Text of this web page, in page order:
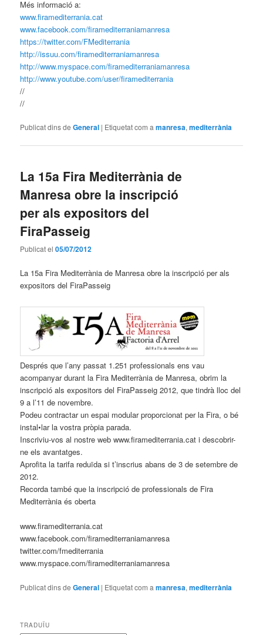
Més informació a:
www.firamediterrania.cat
www.facebook.com/firamediterraniamanresa
https://twitter.com/FMediterrania
http://issuu.com/firamediterraniamanresa
http://www.myspace.com/firamediterraniamanresa
http://www.youtube.com/user/firamediterrania
//
//
Publicat dins de General | Etiquetat com a manresa,mediterrània
La 15a Fira Mediterrània de
Manresa obre la inscripció
per als expositors del
FiraPasseig
Publicat el05/07/2012
La 15a Fira Mediterrània de Manresa obre la inscripció per als
expositors del FiraPasseig
Després que l’any passat 1.251 professionals ens vau
acompanyar durant la Fira Mediterrània de Manresa, obrim la
inscripció als expositors del FiraPasseig 2012, que tindrà lloc del
9 a l’11 de novembre.
Podeu contractar un espai modular proporcionat per la Fira, o bé
instal•lar la vostra pròpia parada.
Inscriviu-vos al nostre web www.firamediterrania.cat i descobrir-
ne els avantatges.
Aprofita la tarifa reduïda si t’inscrius abans de 3 de setembre de
2012.
Recorda també que la inscripció de professionals de Fira
Mediterrània és oberta
www.firamediterrania.cat
www.facebook.com/firamediterraniamanresa
twitter.com/fmediterrania
www.myspace.com/firamediterraniamanresa
Publicat dins de General | Etiquetat com a manresa,mediterrània
TRADUÏU